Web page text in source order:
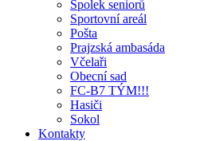
Spolek seniorů
Sportovní areál
Pošta
Prajzská ambasáda
Včelaři
Obecní sad
FC-B7 TÝM!!!
Hasiči
Sokol
Kontakty